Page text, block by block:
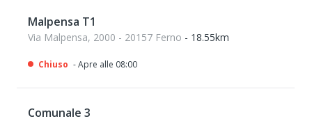
Malpensa T1
Via Malpensa, 2000 - 20157 Ferno - 18.55km
Chiuso - Apre alle 08:00
Comunale 3